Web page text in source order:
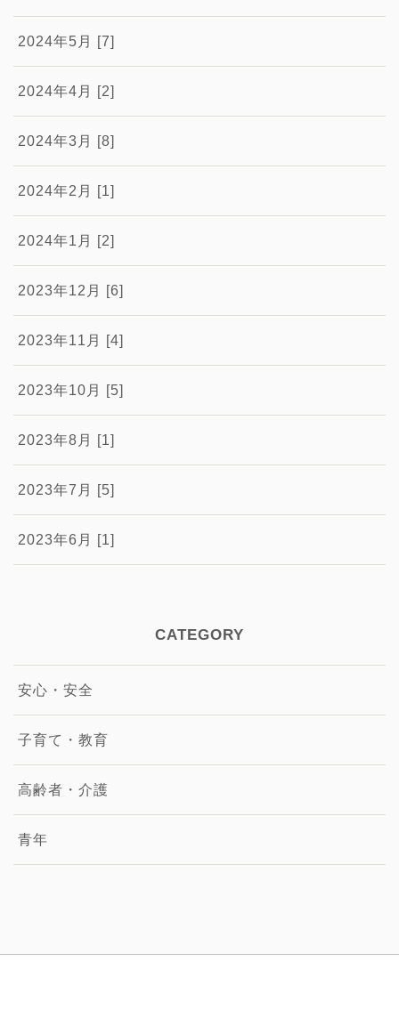
2024年5月 [7]
2024年4月 [2]
2024年3月 [8]
2024年2月 [1]
2024年1月 [2]
2023年12月 [6]
2023年11月 [4]
2023年10月 [5]
2023年8月 [1]
2023年7月 [5]
2023年6月 [1]
CATEGORY
安心・安全
子育て・教育
高齢者・介護
青年